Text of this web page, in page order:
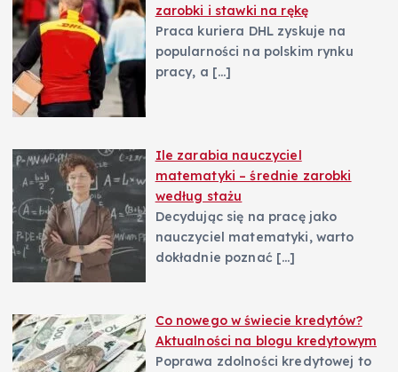
zarobki i stawki na rękę
Praca kuriera DHL zyskuje na
popularności na polskim rynku
pracy, a […]
Ile zarabia nauczyciel
matematyki – średnie zarobki
według stażu
Decydując się na pracę jako
nauczyciel matematyki, warto
dokładnie poznać […]
Co nowego w świecie kredytów?
Aktualności na blogu kredytowym
Poprawa zdolności kredytowej to